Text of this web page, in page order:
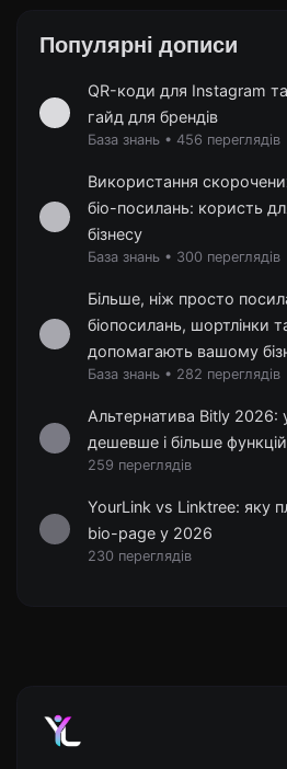
Популярні дописи
QR-коди для Instagram
гайд для брендів
База знань • 456 переглядів
Використання
біо-посилань: користь
бізнесу
База знань • 300 переглядів
Більше, ніж просто
біопосилань, шортлінки
допомагають вашому
База знань • 282 переглядів
Альтернатива Bitly
дешевше і більше функцій
259 переглядів
YourLink vs Linktree: яку
bio-page у 2026
230 переглядів